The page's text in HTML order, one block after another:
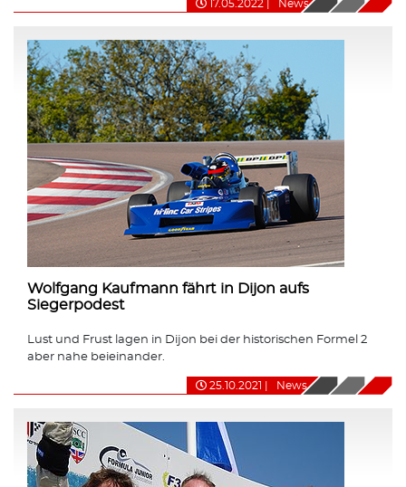
17.05.2022 News
Wolfgang Kaufmann fährt in Dijon aufs
Siegerpodest
Lust und Frust lagen in Dijon bei der historischen Formel 2
aber nahe beieinander.
25.10.2021 News